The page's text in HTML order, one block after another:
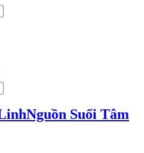
Nguồn Suối Tâm